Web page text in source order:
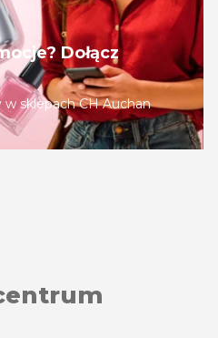
Dołącz
sklepach CH Auchan